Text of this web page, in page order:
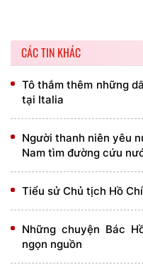
CÁC TIN KHÁC
Tô thắm thêm những
tại Italia
Người thanh niên yêu
Nam tìm đường cứu
Tiểu sử Chủ tịch Hồ
Những chuyện Bác
ngọn nguồn